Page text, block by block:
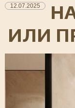
12.07.2025
ИЛИ